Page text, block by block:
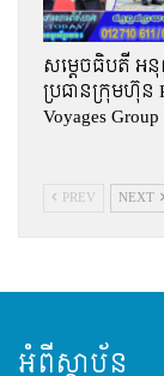
សម្តេចធិបតី អនុ
ប្រធានក្រុមហ៊ុន
Voyages
PREV NEXT
អំពីស្ថាប័ន